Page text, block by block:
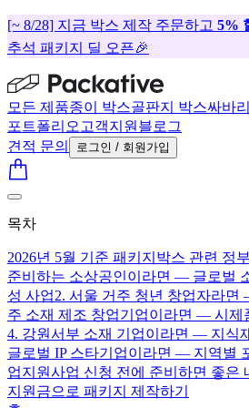
[~ 8/28] 지금 박스 제작 주문하고 5%
추석 패키지 딜 오픈🎉
모든 제품종이 박스골판지 박스싸바
포트폴리오 고객지원 블로그
견적 문의
로그인 / 회원가입
목차
2026년 5월 기준 패키지박스 관련 정
준비하는 소상공인이라면 — 글로벌
성 사업2. 서울 거주 청년 창업자라면
주 소재 제조 창업기업이라면 — 시제
4. 강원서부 소재 기업이라면 — 지식
글로벌 IP 스타기업이라면 — 지역별
업지원사업 신청 전에 준비하면 좋은
지원금으로 패키지 제작하기